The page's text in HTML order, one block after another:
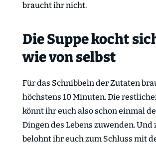
braucht ihr nicht.
Die Suppe kocht
wie von selbst
Für das Schnibbeln der Zutaten
höchstens 10 Minuten. Die
könnt ihr euch also schon einmal
Dingen des Lebens zuwenden. Und
belohnt ihr euch zum Schluss mit